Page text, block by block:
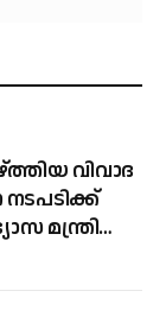
വിവാദ
മന്ത്രി